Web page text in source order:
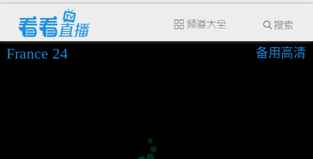
France 24 备用高清